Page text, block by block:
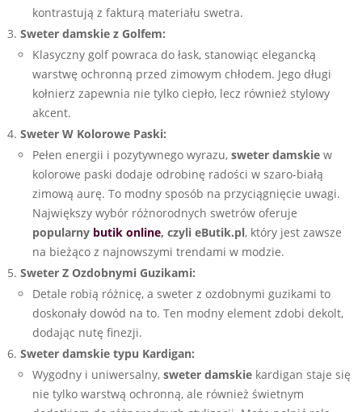
kontrastują z fakturą materiału swetra.
Sweter damskie z Golfem:
Klasyczny golf powraca do łask, stanowiąc elegancką
warstwę ochronną przed zimowym chłodem. Jego długi
kołnierz zapewnia nie tylko ciepło, lecz również stylowy
akcent.
Sweter W Kolorowe Paski:
Pełen energii i pozytywnego wyrazu, sweter damskie w
kolorowe paski dodaje odrobinę radości w szaro-białą
zimową aurę. To modny sposób na przyciągnięcie uwagi.
Największy wybór różnorodnych swetrów oferuje
popularny butik online, czyli eButik.pl, który jest zawsze
na bieżąco z najnowszymi trendami w modzie.
Sweter Z Ozdobnymi Guzikami:
Detale robią różnicę, a sweter z ozdobnymi guzikami to
doskonały dowód na to. Ten modny element zdobi dekolt,
dodając nutę finezji.
Sweter damskie typu Kardigan:
Wygodny i uniwersalny, sweter damskie kardigan staje się
nie tylko warstwą ochronną, ale również świetnym